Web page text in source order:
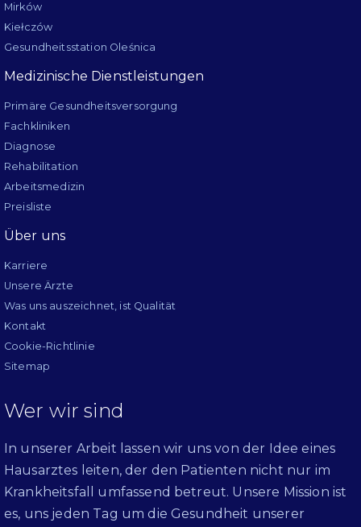
Mirków
Kiełczów
Gesundheitsstation Oleśnica
Medizinische Dienstleistungen
Primäre Gesundheitsversorgung
Fachkliniken
Diagnose
Rehabilitation
Arbeitsmedizin
Preisliste
Über uns
Karriere
Unsere Ärzte
Was uns auszeichnet, ist Qualität
Kontakt
Cookie-Richtlinie
Sitemap
Wer wir sind
In unserer Arbeit lassen wir uns von der Idee eines
Hausarztes leiten, der den Patienten nicht nur im
Krankheitsfall umfassend betreut. Unsere Mission ist
es, uns jeden Tag um die Gesundheit unserer